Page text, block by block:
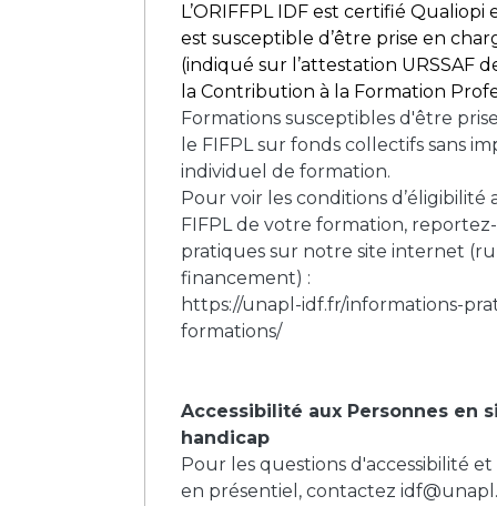
L’ORIFFPL IDF est certifié
est susceptible d’être prise en
(indiqué sur l’attestation URSSAF
la Contribution à la Formation
Formations susceptibles d'être
le FIFPL sur fonds collectifs sans
individuel de formation.
Pour voir les conditions
FIFPL de votre formation,
pratiques sur notre site internet
financement) :
https://unapl-idf.fr/informations-
formations/
Accessibilité aux Personnes en
handicap
Pour les questions d'accessibilité
en présentiel, contactez